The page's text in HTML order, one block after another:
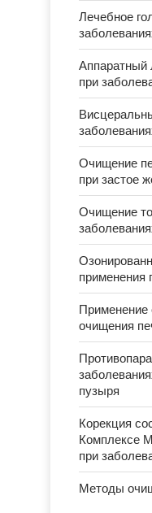
Лечебное
при
Очищение
при застое
Очищение
применения
Применение
очищения
пузыря
Корекция
Комплексе
при
Методы